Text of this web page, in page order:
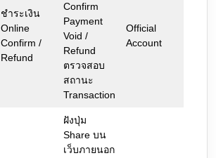
ชำระเงิน
Online
Confirm /
Refund
Confirm
Payment
Void /
Refund
ตรวจสอบ
สถานะ
Transaction
Official
Account
ฝังปุ่ม
Share บน
เว็บภายนอก